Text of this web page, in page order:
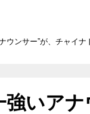
ウンサー”が、チャイ
強いア